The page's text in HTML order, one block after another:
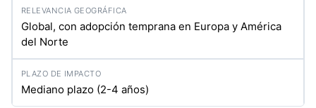
Global, con adopción temprana en Europa y América
del Norte
Mediano plazo (2-4 años)